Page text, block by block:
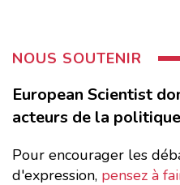
NOUS SOUTENIR
European Scientist
acteurs de la
Pour encourager les
d'expression, pensez à